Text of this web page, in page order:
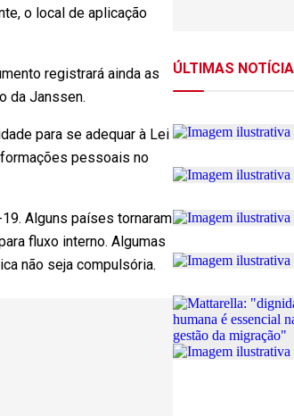
o local de aplicação
registrará ainda as
da Janssen.
para se adequar à Lei
pessoais no
Alguns países tornaram
fluxo interno. Algumas
não seja compulsória.